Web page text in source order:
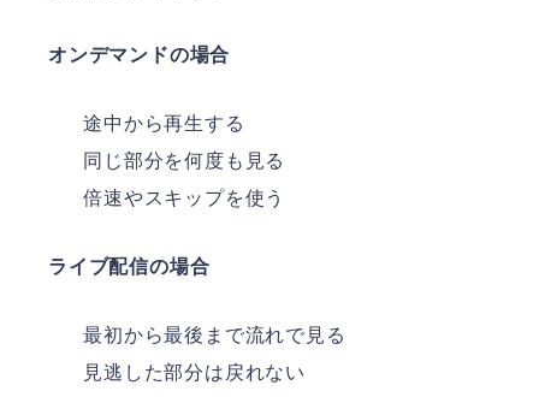
オンデマンドの場合
途中から再生する
同じ部分を何度も見る
倍速やスキップを使う
ライブ配信の場合
最初から最後まで流れで見る
見逃した部分は戻れない